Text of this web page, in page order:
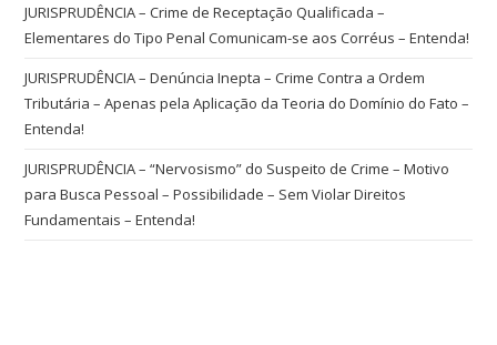
JURISPRUDÊNCIA – Crime de Receptação Qualificada –
Elementares do Tipo Penal Comunicam-se aos Corréus – Entenda!
JURISPRUDÊNCIA – Denúncia Inepta – Crime Contra a Ordem
Tributária – Apenas pela Aplicação da Teoria do Domínio do Fato –
Entenda!
JURISPRUDÊNCIA – “Nervosismo” do Suspeito de Crime – Motivo
para Busca Pessoal – Possibilidade – Sem Violar Direitos
Fundamentais – Entenda!